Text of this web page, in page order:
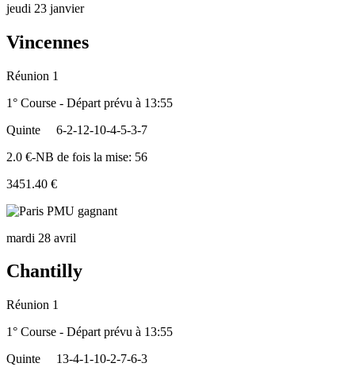
jeudi 23 janvier
Vincennes
Réunion 1
1° Course - Départ prévu à 13:55
Quinte
6-2-12-10-4-5-3-7
2.0 €-NB de fois la mise: 56
3451.40 €
mardi 28 avril
Chantilly
Réunion 1
1° Course - Départ prévu à 13:55
Quinte
13-4-1-10-2-7-6-3